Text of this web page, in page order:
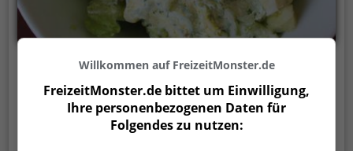
Adams Gasthof
Markt 9, 01468 Moritzburg
In Adams Gasthof in Moritzburg erlebt man
Willkommen auf FreizeitMonster.de
FreizeitMonster.de bittet um Einwilligung,
Ihre personenbezogenen Daten für
Folgendes zu nutzen: